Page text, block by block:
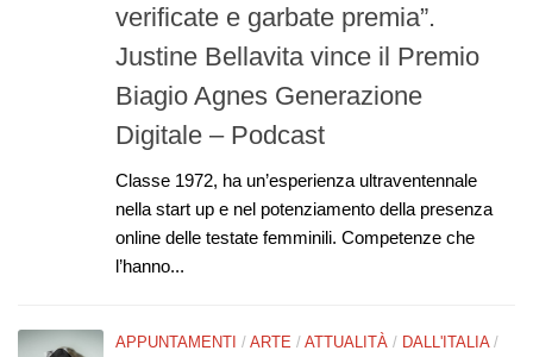
verificate e garbate premia”.
Justine Bellavita vince il Premio
Biagio Agnes Generazione
Digitale – Podcast
Classe 1972, ha un’esperienza ultraventennale
nella start up e nel potenziamento della presenza
online delle testate femminili. Competenze che
l’hanno...
APPUNTAMENTI / ARTE / ATTUALITÀ / DALL'ITALIA /